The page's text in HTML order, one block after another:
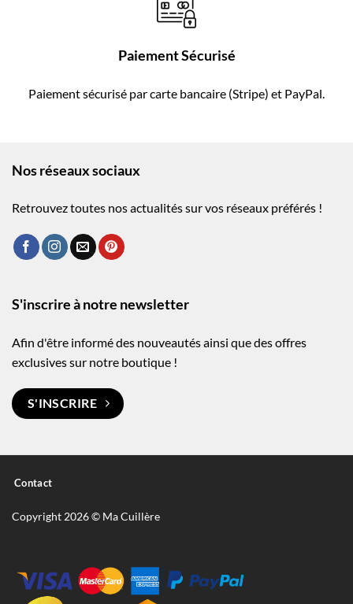
Paiement Sécurisé
Paiement sécurisé par carte bancaire (Stripe) et PayPal.
Nos réseaux sociaux
Retrouvez toutes nos actualités sur vos réseaux préférés !
S'inscrire à notre newsletter
Afin d'être informé des nouveautés ainsi que des offres
exclusives sur notre boutique !
S'INSCRIRE
Contact
Copyright 2026 © Ma Cuillère